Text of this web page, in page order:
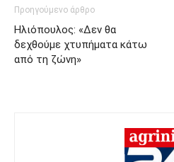
Προηγούμενο άρθρο
Ηλιόπουλος: «Δεν θα
δεχθούμε χτυπήματα κάτω
από τη ζώνη»